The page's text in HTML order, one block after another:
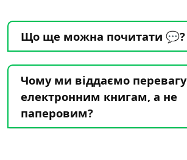
Що ще можна почитати 💬?
Чому ми віддаємо перевагу
електронним книгам, а не
паперовим?